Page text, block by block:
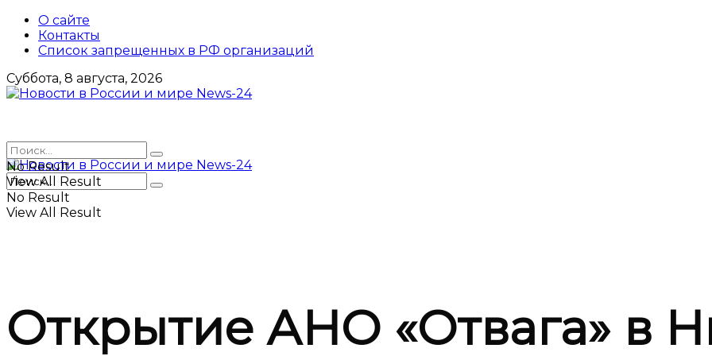
О сайте
Контакты
Список запрещенных в РФ организаций
Суббота, 8 августа, 2026
No Result
View All Result
No Result
View All Result
Открытие АНО «Отвага» в